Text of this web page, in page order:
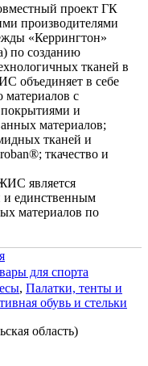
проект ГК
производителями
«Керрингтон»
по созданию
тканей в
в себе
материалов с
и
материалов;
тканей и
ткачество и
является
и единственным
материалов по
для спорта
, Палатки, тенты и
обувь и стельки
область)